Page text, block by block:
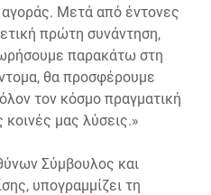
αγοράς. Μετά από έντονες
πρώτη συνάντηση,
παρακάτω στη
θα προσφέρουμε
τον κόσμο πραγματική
κοινές μας λύσεις.»
Σύμβουλος και
υπογραμμίζει τη